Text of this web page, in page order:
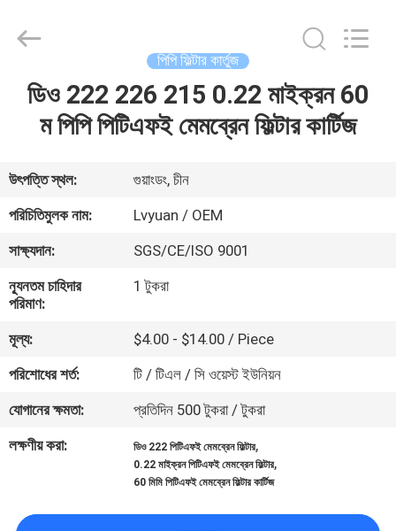
বাড়ি
আমাদের
সম্পর্কে
কারখানা
ভ্রমণ
মান
নিয়ন্ত্রণ
Equipment
Reserved.
পিপি ফিল্টার কার্তুজ
ডিও 222 226 215 0.22 মাইক্রন 60
ম পিপি পিটিএফই মেমব্রেন ফিল্টার কার্টিজ
উৎপত্তি স্থল:
গুয়াংডং, চীন
পরিচিতিমুলক নাম:
Lvyuan / OEM
সাক্ষ্যদান:
SGS/CE/ISO 9001
ন্যূনতম চাহিদার
পরিমাণ:
1 টুকরা
মূল্য:
$4.00 - $14.00 / Piece
পরিশোধের শর্ত:
টি / টিএল / সি ওয়েস্ট ইউনিয়ন
যোগানের ক্ষমতা:
প্রতিদিন 500 টুকরা / টুকরা
লক্ষণীয় করা:
ডিও 222 পিটিএফই মেমব্রেন ফিল্টার,
0.22 মাইক্রন পিটিএফই মেমব্রেন ফিল্টার,
60 মিমি পিটিএফই মেমব্রেন ফিল্টার কার্টিজ